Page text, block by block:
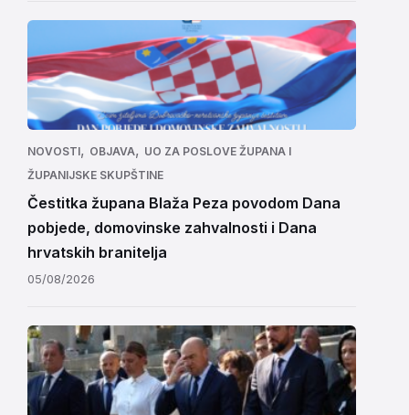
NOVOSTI, OBJAVA, UO ZA POSLOVE ŽUPANA I
ŽUPANIJSKE SKUPŠTINE
Čestitka župana Blaža Peza povodom Dana
pobjede, domovinske zahvalnosti i Dana
hrvatskih branitelja
05/08/2026